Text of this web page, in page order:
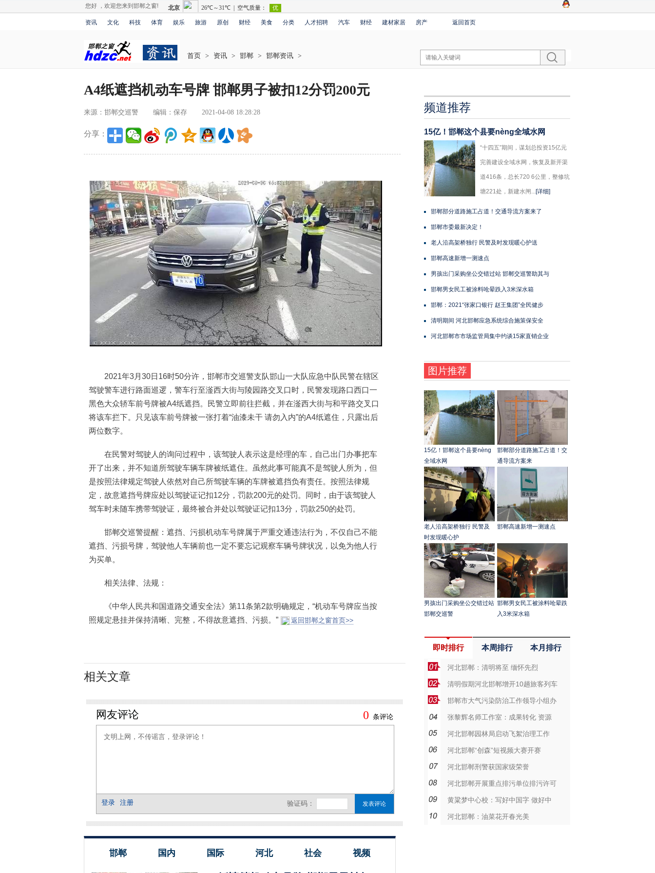
您好 ，欢迎您来到邯郸之窗!
资讯 文化 科技 体育 娱乐 旅游 原创 财经 美食 分类 人才招聘 汽车 财经 建材家居 房产 返回首页
首页 > 资讯 > 邯郸 > 邯郸资讯 >
A4纸遮挡机动车号牌 邯郸男子被扣12分罚200元
来源：邯郸交巡警 编辑：保存 2021-04-08 18:28:28
分享：
2021年3月30日16时50分许，邯郸市交巡警支队邯山一大队应急中队民警在辖区
驾驶警车进行路面巡逻，警车行至滏西大街与陵园路交叉口时，民警发现路口西口一
黑色大众轿车前号牌被A4纸遮挡。民警立即前往拦截，并在滏西大街与和平路交叉口
将该车拦下。只见该车前号牌被一张打着“油漆未干 请勿入内”的A4纸遮住，只露出后
两位数字。
在民警对驾驶人的询问过程中，该驾驶人表示这是经理的车，自己出门办事把车
开了出来，并不知道所驾驶车辆车牌被纸遮住。虽然此事可能真不是驾驶人所为，但
是按照法律规定驾驶人依然对自己所驾驶车辆的车牌被遮挡负有责任。按照法律规
定，故意遮挡号牌应处以驾驶证记扣12分，罚款200元的处罚。同时，由于该驾驶人
驾车时未随车携带驾驶证，最终被合并处以驾驶证记扣13分，罚款250的处罚。
邯郸交巡警提醒：遮挡、污损机动车号牌属于严重交通违法行为，不仅自己不能
遮挡、污损号牌，驾驶他人车辆前也一定不要忘记观察车辆号牌状况，以免为他人行
为买单。
相关法律、法规：
《中华人民共和国道路交通安全法》第11条第2款明确规定，“机动车号牌应当按
照规定悬挂并保持清晰、完整，不得故意遮挡、污损。”
返回邯郸之窗首页>>
相关文章
邯郸 国内 国际 河北 社会 视频
频道推荐
15亿！邯郸这个县要nèng全域水网
“十四五”期间，谋划总投资15亿元
完善建设全域水网，恢复及新开渠
道416条，总长720 6公里，整修坑
塘221处，新建水闸...[详细]
邯郸部分道路施工占道！交通导流方案来了
邯郸市委最新决定！
老人沿高架桥独行 民警及时发现暖心护送
邯郸高速新增一测速点
男孩出门采购坐公交错过站 邯郸交巡警助其与
邯郸男女民工被涂料呛晕跌入3米深水箱
邯郸：2021“张家口银行 赵王集团”全民健步
清明期间 河北邯郸应急系统综合施策保安全
河北邯郸市市场监管局集中约谈15家直销企业
图片推荐
15亿！邯郸这个县要nèng
全域水网
邯郸部分道路施工占道！交
通导流方案来
老人沿高架桥独行 民警及
时发现暖心护
邯郸高速新增一测速点
男孩出门采购坐公交错过站
邯郸交巡警
邯郸男女民工被涂料呛晕跌
入3米深水箱
即时排行 本周排行 本月排行
河北邯郸：清明将至 缅怀先烈
清明假期河北邯郸增开10趟旅客列车
邯郸市大气污染防治工作领导小组办
张黎辉名师工作室：成果转化 资源
河北邯郸园林局启动飞絮治理工作
河北邯郸“创森”短视频大赛开赛
河北邯郸刑警获国家级荣誉
河北邯郸开展重点排污单位排污许可
黄粱梦中心校：写好中国字 做好中
河北邯郸：油菜花开春光美